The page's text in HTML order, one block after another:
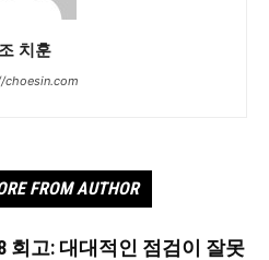
조 치훈
FROM AUTHOR
회고: 대대적인 점검이 잘못